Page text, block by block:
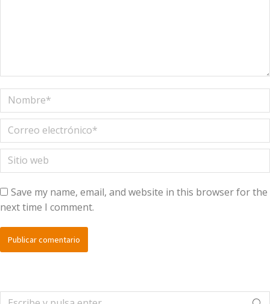
Nombre *
Correo electrónico *
Sitio web
Save my name, email, and website in this browser for the
next time I comment.
Publicar comentario